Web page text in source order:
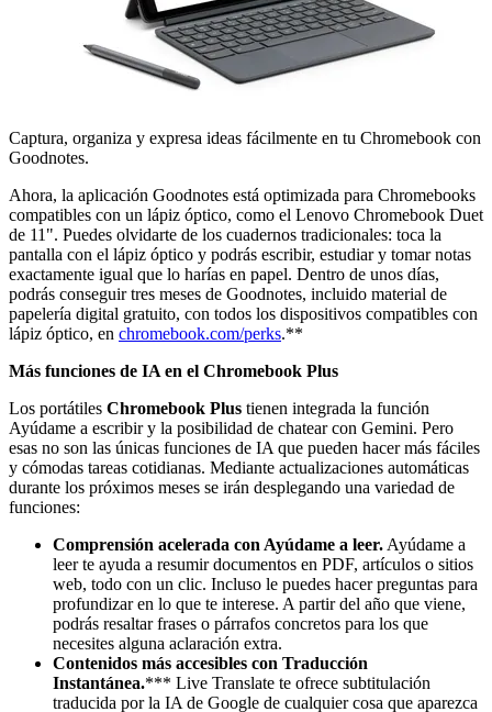
Captura, organiza y expresa ideas fácilmente en tu Chromebook con
Goodnotes.
Ahora, la aplicación Goodnotes está optimizada para Chromebooks
compatibles con un lápiz óptico, como el Lenovo Chromebook Duet
de 11". Puedes olvidarte de los cuadernos tradicionales: toca la
pantalla con el lápiz óptico y podrás escribir, estudiar y tomar notas
exactamente igual que lo harías en papel. Dentro de unos días,
podrás conseguir tres meses de Goodnotes, incluido material de
papelería digital gratuito, con todos los dispositivos compatibles con
lápiz óptico, en chromebook.com/perks.**
Más funciones de IA en el Chromebook Plus
Los portátiles Chromebook Plus tienen integrada la función
Ayúdame a escribir y la posibilidad de chatear con Gemini. Pero
esas no son las únicas funciones de IA que pueden hacer más fáciles
y cómodas tareas cotidianas. Mediante actualizaciones automáticas
durante los próximos meses se irán desplegando una variedad de
funciones:
Comprensión acelerada con Ayúdame a leer. Ayúdame a
leer te ayuda a resumir documentos en PDF, artículos o sitios
web, todo con un clic. Incluso le puedes hacer preguntas para
profundizar en lo que te interese. A partir del año que viene,
podrás resaltar frases o párrafos concretos para los que
necesites alguna aclaración extra.
Contenidos más accesibles con Traducción
Instantánea.*** Live Translate te ofrece subtitulación
traducida por la IA de Google de cualquier cosa que aparezca